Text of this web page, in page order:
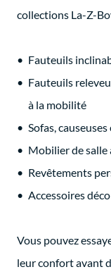
collections La-Z-
Fauteuils
Fauteuils
à la mobilité
Sofas,
Mobilier de salle
Revêtements
Accessoires
Vous pouvez
leur confort avant